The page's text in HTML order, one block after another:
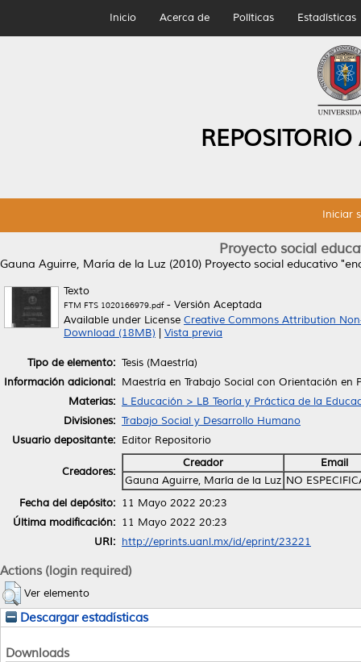
Inicio Acerca de Políticas Estadísticas
Iniciar
Proyecto social
Gauna Aguirre, María de la Luz (2010) Proyecto social educativo
Texto
FTM FTS 1020166979.pdf- Versión Aceptada
Available under License Creative Commons Attribution
Download (18MB)
Vista previa
Tipo de elemento: Tesis (Maestría)
Información adicional: Maestría en Trabajo Social con Orientación en
Materias: L Educación > LB Teoría y Práctica de la
Divisiones: Trabajo Social y Desarrollo Humano
Usuario depositante: Editor Repositorio
Creadores:
Creador
Email
Gauna Aguirre, María de la Luz NO
Fecha del depósito: 11 Mayo 2022 20:23
Última modificación: 11 Mayo 2022 20:23
URI: http://eprints.uanl.mx/id/eprint/23221
Actions (login required)
Ver elemento
Descargar estadísticas
Downloads